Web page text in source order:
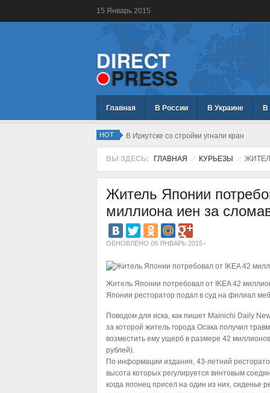
15 Январь 2015
Главная В России В Украине В
HOT В Иркутске со стройки угнали кран
ВЫ ЗДЕСЬ: ГЛАВНАЯ КУРЬЕЗЫ
Житель Японии
миллиона иен за
ОБНОВЛЕНО 06 ЯНВАРЬ 2015
Житель Японии потребовал от IKEA 42
Японии ресторатор подал в суд на филиал
Поводом для иска, как пишет Mainichi Daily
за которой житель города Осака получил
возместить ему ущерб в размере 42
рублей).
По информации издания, 43-летний
высота которых регулируется винтовым
когда японец присел на один из них, сиденье